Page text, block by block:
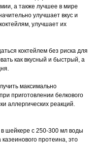
а также лучшее в мире
улучшает вкус и
улучшает их
коктейлем без риска для
как вкусный и быстрый, а
максимально
приготовлении белкового
аллергических реакций.
шейкере с 250-300 мл воды
протеина, это